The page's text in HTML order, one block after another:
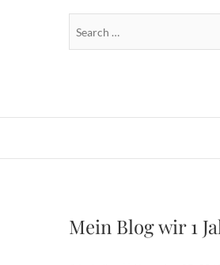
Mein Blog wir 1